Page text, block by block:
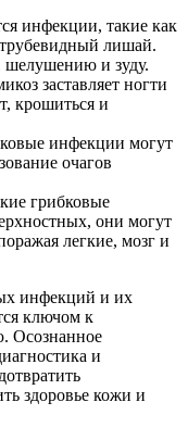
инфекции, такие как
лишай.
шелушению и зуду.
заставляет ногти
крошиться и
инфекции могут
очагов
грибковые
они могут
легкие, мозг и
инфекций и их
ключом к
Осознанное
и
здоровье кожи и